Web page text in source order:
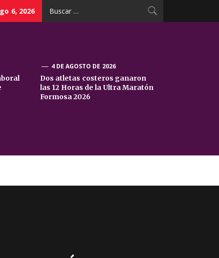
6, 2026
4 DE AGOSTO DE 2026
Dos atletas costeros ganaron
las 12 Horas de la Ultra Maratón
Formosa 2026